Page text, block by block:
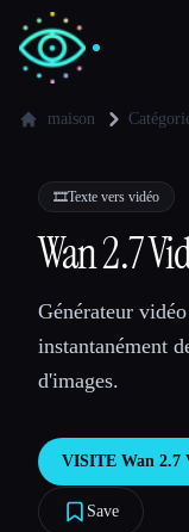
💻Développeurs
🎓Étudiants
Blog
Comparer les outils
maison
🎞️Texte vers vidéo
Wan 2.7
Générateur
instantanément
d'images.
VISITE Wan 2.7
Save